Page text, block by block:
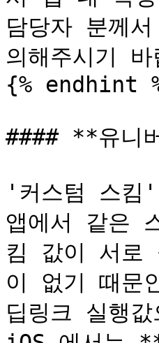
담당자 분께
의해주시기
{% endhint
#### **유니
'커스텀 스킴
앱에서 같은
킴 값이 서로
이 없기 때문
딥링크 실행